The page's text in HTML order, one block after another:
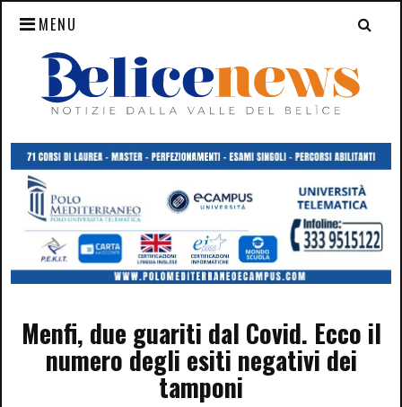
MENU
Menfi, due guariti dal Covid. Ecco il
numero degli esiti negativi dei
tamponi